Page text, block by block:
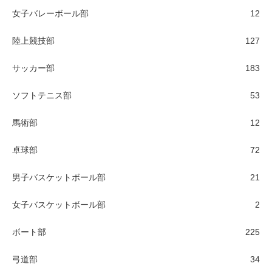
女子バレーボール部 12
陸上競技部 127
サッカー部 183
ソフトテニス部 53
馬術部 12
卓球部 72
男子バスケットボール部 21
女子バスケットボール部 2
ボート部 225
弓道部 34